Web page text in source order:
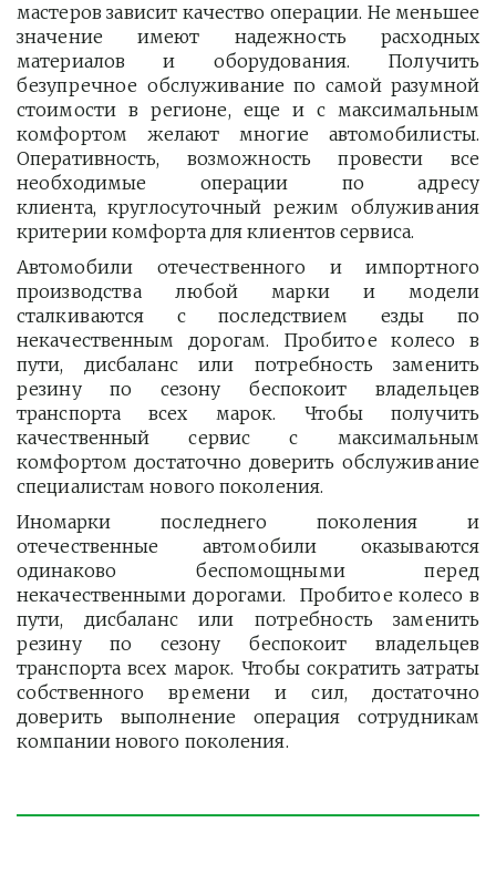
мастеров зависит качество операции. Не меньшее
значение имеют надежность расходных
материалов и оборудования. Получить
безупречное обслуживание по самой разумной
стоимости в регионе, еще и с максимальным
комфортом желают многие автомобилисты.
Оперативность, возможность провести все
необходимые операции по адресу
клиента, круглосуточный режим облуживания
критерии комфорта для клиентов сервиса.
Автомобили отечественного и импортного
производства любой марки и модели
сталкиваются с последствием езды по
некачественным дорогам. Пробитое колесо в
пути, дисбаланс или потребность заменить
резину по сезону беспокоит владельцев
транспорта всех марок. Чтобы получить
качественный сервис с максимальным
комфортом достаточно доверить обслуживание
специалистам нового поколения.
Иномарки последнего поколения и
отечественные автомобили оказываются
одинаково беспомощными перед
некачественными дорогами. Пробитое колесо в
пути, дисбаланс или потребность заменить
резину по сезону беспокоит владельцев
транспорта всех марок. Чтобы сократить затраты
собственного времени и сил, достаточно
доверить выполнение операция сотрудникам
компании нового поколения.